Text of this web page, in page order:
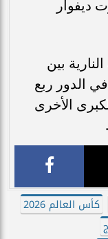
ديفوار
بين
في الدور ربع
الأخرى
كأس العالم 2026